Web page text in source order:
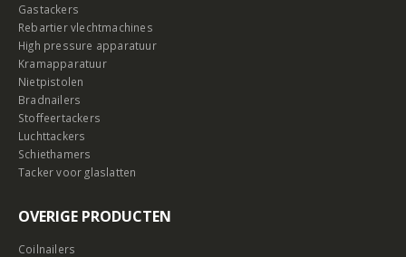
Gastackers
Rebartier vlechtmachines
High pressure apparatuur
Kramapparatuur
Nietpistolen
Bradnailers
Stoffeertackers
Luchttackers
Schiethamers
Tacker voor glaslatten
OVERIGE PRODUCTEN
Coilnailers